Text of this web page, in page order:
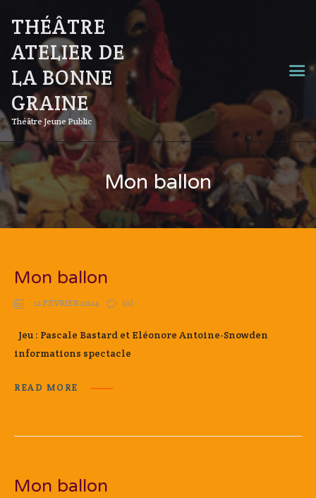
THÉÂTRE
ATELIER DE
LA BONNE
GRAINE
Théâtre Jeune Public
Mon ballon
Mon ballon
12 FÉVRIER 2024 (0)
Jeu : Pascale Bastard et Eléonore Antoine-Snowden
informations spectacle
READ MORE
Mon ballon